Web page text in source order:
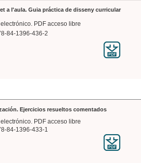
a l'aula. Guia práctica de disseny curricular
PDF acceso libre
84-1396-436-2
Ejercicios resueltos comentados
PDF acceso libre
84-1396-433-1